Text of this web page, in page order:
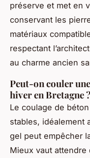
préserve et met en
conservant les
matériaux
respectant
au charme ancien
Peut-on couler
hiver en Bretagne ?
Le coulage de
stables, idéalement
gel peut empêcher
Mieux vaut